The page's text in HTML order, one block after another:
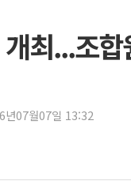
최...조
년07월07일 13:32